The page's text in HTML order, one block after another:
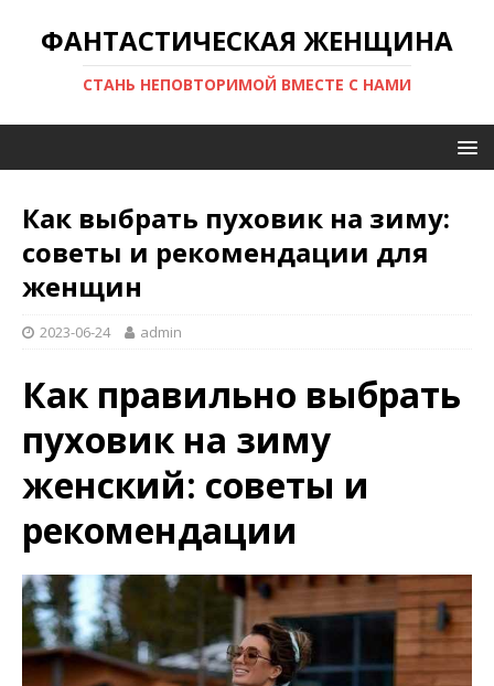
ФАНТАСТИЧЕСКАЯ ЖЕНЩИНА
СТАНЬ НЕПОВТОРИМОЙ ВМЕСТЕ С НАМИ
Как выбрать пуховик на зиму:
советы и рекомендации для
женщин
2023-06-24 admin
Как правильно выбрать
пуховик на зиму
женский: советы и
рекомендации